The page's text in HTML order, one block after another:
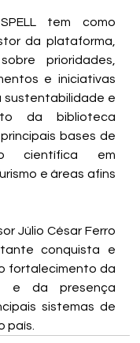
tem como
da plataforma,
prioridades,
e iniciativas
sustentabilidade e
da biblioteca
bases de
científica em
e áreas afins
Júlio César Ferro
conquista e
fortalecimento da
e da presença
sistemas de
país.